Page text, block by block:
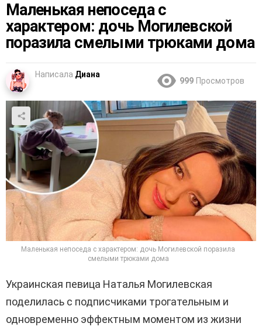
Маленькая непоседа с
характером: дочь Могилевской
поразила смелыми трюками дома
Написала Диана
999 Просмотров
Маленькая непоседа с характером: дочь Могилевской поразила
смелыми трюками дома
Украинская певица Наталья Могилевская
поделилась с подписчиками трогательным и
одновременно эффектным моментом из жизни